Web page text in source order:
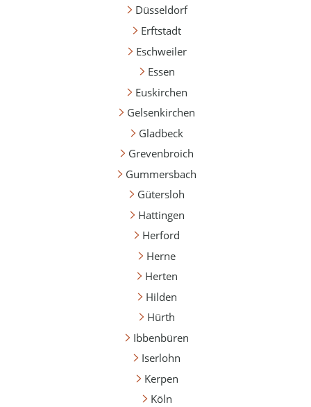
Düsseldorf
Erftstadt
Eschweiler
Essen
Euskirchen
Gelsenkirchen
Gladbeck
Grevenbroich
Gummersbach
Gütersloh
Hattingen
Herford
Herne
Herten
Hilden
Hürth
Ibbenbüren
Iserlohn
Kerpen
Köln